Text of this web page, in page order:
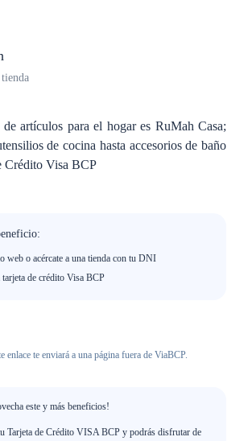
artículos para el hogar es RuMah Casa;
de cocina hasta accesorios de baño
Crédito Visa BCP
web o acércate a una tienda con tu DNI
tarjeta de crédito Visa BCP
enlace te enviará a una página fuera de ViaBCP.
este y más beneficios!
Tarjeta de Crédito VISA BCP y podrás disfrutar de